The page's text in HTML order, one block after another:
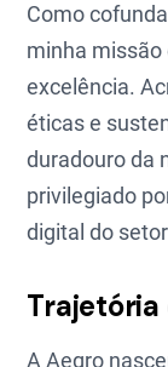
Como
minha missão
excelência.
éticas e
duradouro da
privilegiado
digital do
Trajetória
A Aegro